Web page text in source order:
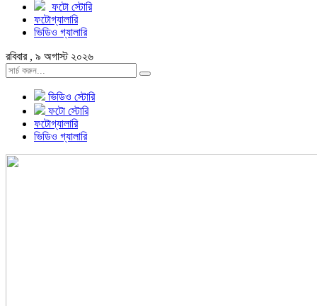
ফটো স্টোরি
ফটোগ্যালারি
ভিডিও গ্যালারি
রবিবার , ৯ অগাস্ট ২০২৬
ভিডিও স্টোরি
ফটো স্টোরি
ফটোগ্যালারি
ভিডিও গ্যালারি